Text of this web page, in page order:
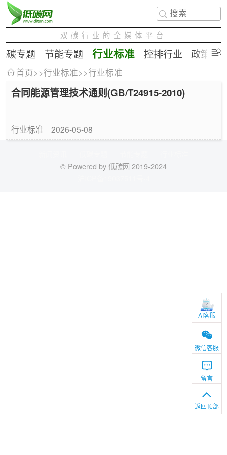
双碳行业的全媒体平台
碳专题 节能专题 行业标准 控排行业 政策补
首页>>行业标准>>行业标准
合同能源管理技术通则(GB/T24915-2010)
行业标准 2026-05-08
AI客服
微信客服
留言
返回顶部
© Powered by 低碳网 2019-2024